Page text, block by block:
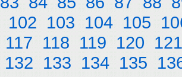
102 103 104 105
117 118 119 120 121
132 133 134 135